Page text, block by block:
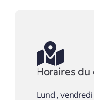
Horaires du
Lundi,